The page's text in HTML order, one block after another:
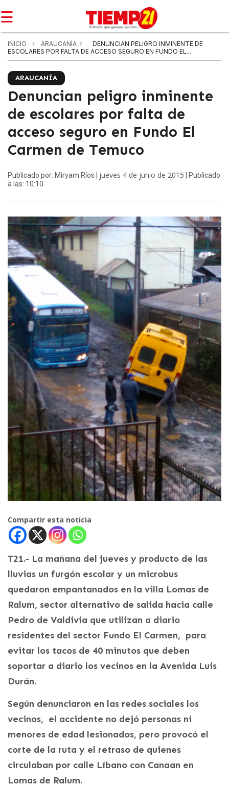
☰
INICIO ARAUCANÍA
DENUNCIAN PELIGRO INMINENTE DE
ESCOLARES POR FALTA DE ACCESO SEGURO EN FUNDO EL...
ARAUCANÍA
Denuncian peligro inminente
de escolares por falta de
acceso seguro en Fundo El
Carmen de Temuco
Publicado por: Miryam Ríos | jueves 4 de junio de 2015 | Publicado
a las: 10:10
Compartir esta noticia
T21.- La mañana del jueves y producto de las
lluvias un furgón escolar y un microbus
quedaron empantanados en la villa Lomas de
Ralum, sector alternativo de salida hacia calle
Pedro de Valdivia que utilizan a diario
residentes del sector Fundo El Carmen, para
evitar los tacos de 40 minutos que deben
soportar a diario los vecinos en la Avenida Luis
Durán.
Según denunciaron en las redes sociales los
vecinos, el accidente no dejó personas ni
menores de edad lesionados, pero provocó el
corte de la ruta y el retraso de quienes
circulaban por calle Líbano con Canaan en
Lomas de Ralum.